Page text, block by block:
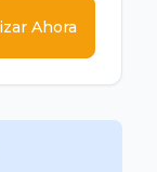
Ahora